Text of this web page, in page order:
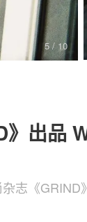
5/ 10
出品
志《GRIND